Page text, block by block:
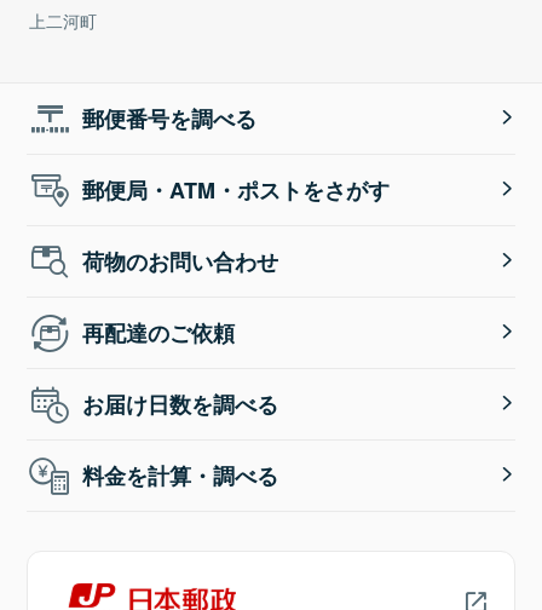
上二河町
郵便番号を調べる
郵便局・ATM・ポストをさがす
荷物のお問い合わせ
再配達のご依頼
お届け日数を調べる
料金を計算・調べる